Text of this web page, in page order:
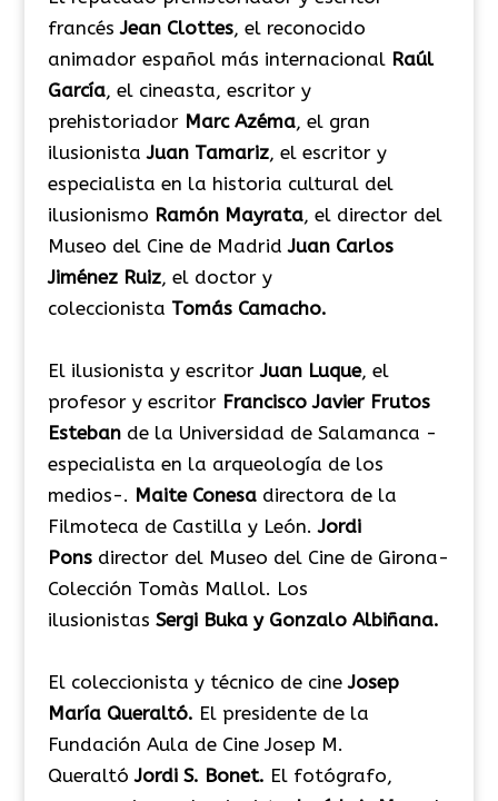
francésJean Clottes, el reconocido
animador español más internacional Raúl
García, el cineasta, escritor y
prehistoriador Marc Azéma, el gran
ilusionistaJuan Tamariz, el escritor y
especialista en la historia cultural del
ilusionismo Ramón Mayrata, el director del
Museo del Cine de MadridJuan Carlos
Jiménez Ruiz, el doctor y
coleccionista Tomás Camacho.
El ilusionista y escritorJuan Luque, el
profesor y escritor Francisco Javier Frutos
Estebande la Universidad de Salamanca -
especialista en la arqueología de los
medios-. Maite Conesadirectora de la
Filmoteca de Castilla y León.Jordi
Ponsdirector del Museo del Cine de Girona-
Colección Tomàs Mallol. Los
ilusionistas Sergi Buka y Gonzalo Albiñana.
El coleccionista y técnico de cineJosep
María Queraltó. El presidente de la
Fundación Aula de Cine Josep M.
QueraltóJordi S. Bonet. El fotógrafo,